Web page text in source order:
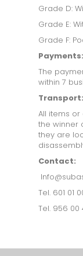
Grade D:
Grade E:
Grade F:
Payments:
The
within 7
Transport:
All items
the winner
they are
Contact:
Tel. 601 01
Tel. 956 00